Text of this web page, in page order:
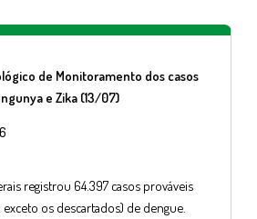
de Monitoramento dos casos
e Zika (13/07)
registrou 64.397 casos prováveis
os descartados) de dengue.